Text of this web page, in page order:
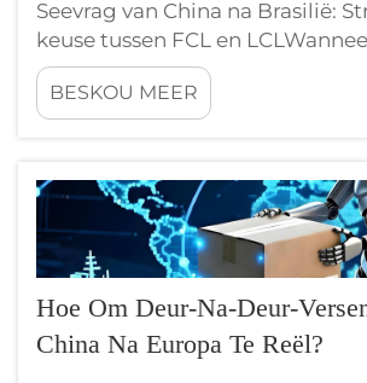
Seevrag van China na Brasilië:
keuse tussen FCL en
Container Load (FCL)
kostobeheer maksimeer, word
effektief wanneer die
van China na Brasilië versend ...
BESKOU MEER
Hoe Om Deur-Na-Deur-
China Na Europa Te Reël?